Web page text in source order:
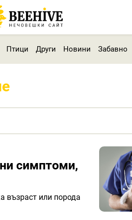
Птици Други Новини Забавно
симптоми,
възраст или порода